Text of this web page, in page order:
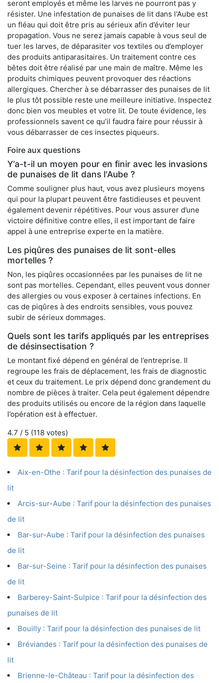
seront employés et même les larves ne pourront pas y
résister. Une infestation de punaises de lit dans l'Aube est
un fléau qui doit être pris au sérieux afin d’éviter leur
propagation. Vous ne serez jamais capable à vous seul de
tuer les larves, de déparasiter vos textiles ou d’employer
des produits antiparasitaires. Un traitement contre ces
bêtes doit être réalisé par une main de maître. Même les
produits chimiques peuvent provoquer des réactions
allergiques. Chercher à se débarrasser des punaises de lit
le plus tôt possible reste une meilleure initiative. Inspectez
donc bien vos meubles et votre lit. De toute évidence, les
professionnels savent ce qu’il faudra faire pour réussir à
vous débarrasser de ces insectes piqueurs.
Foire aux questions
Y’a-t-il un moyen pour en finir avec les invasions
de punaises de lit dans l'Aube ?
Comme souligner plus haut, vous avez plusieurs moyens
qui pour la plupart peuvent être fastidieuses et peuvent
également devenir répétitives. Pour vous assurer d’une
victoire définitive contre elles, il est important de faire
appel à une entreprise experte en la matière.
Les piqûres des punaises de lit sont-elles
mortelles ?
Non, les piqûres occasionnées par les punaises de lit ne
sont pas mortelles. Cependant, elles peuvent vous donner
des allergies ou vous exposer à certaines infections. En
cas de piqûres à des endroits sensibles, vous pouvez
subir de sérieux dommages.
Quels sont les tarifs appliqués par les entreprises
de désinsectisation ?
Le montant fixé dépend en général de l’entreprise. Il
regroupe les frais de déplacement, les frais de diagnostic
et ceux du traitement. Le prix dépend donc grandement du
nombre de pièces à traiter. Cela peut également dépendre
des produits utilisés ou encore de la région dans laquelle
l’opération est à effectuer.
4.7 / 5 (118 votes)
Aix-en-Othe : Tarif pour la désinfection des punaises de
lit
Arcis-sur-Aube : Tarif pour la désinfection des punaises
de lit
Bar-sur-Aube : Tarif pour la désinfection des punaises
de lit
Bar-sur-Seine : Tarif pour la désinfection des punaises
de lit
Barberey-Saint-Sulpice : Tarif pour la désinfection des
punaises de lit
Bouilly : Tarif pour la désinfection des punaises de lit
Bréviandes : Tarif pour la désinfection des punaises de
lit
Brienne-le-Château : Tarif pour la désinfection des